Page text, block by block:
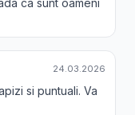
ca sunt oameni
24.03.2026
si puntuali. Va